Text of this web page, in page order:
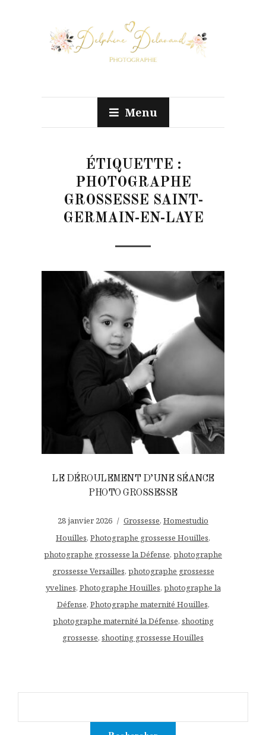
Menu
ÉTIQUETTE :
PHOTOGRAPHE
GROSSESSE SAINT-
GERMAIN-EN-LAYE
LE DÉROULEMENT D’UNE SÉANCE
PHOTO GROSSESSE
28 janvier 2026 Grossesse, Homestudio
Houilles, Photographe grossesse Houilles,
photographe grossesse la Défense, photographe
grossesse Versailles, photographe grossesse
yvelines, Photographe Houilles, photographe la
Défense, Photographe maternité Houilles,
photographe maternité la Défense, shooting
grossesse, shooting grossesse Houilles